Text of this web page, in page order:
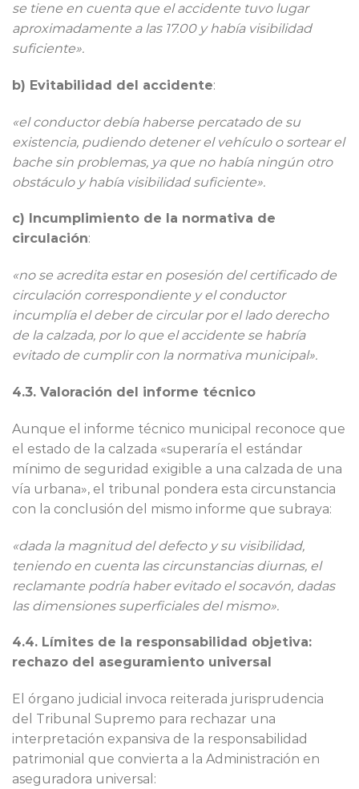
se tiene en cuenta que el accidente tuvo lugar
aproximadamente a las 17.00 y había visibilidad
suficiente».
b) Evitabilidad del accidente:
«el conductor debía haberse percatado de su
existencia, pudiendo detener el vehículo o sortear el
bache sin problemas, ya que no había ningún otro
obstáculo y había visibilidad suficiente».
c) Incumplimiento de la normativa de
circulación:
«no se acredita estar en posesión del certificado de
circulación correspondiente y el conductor
incumplía el deber de circular por el lado derecho
de la calzada, por lo que el accidente se habría
evitado de cumplir con la normativa municipal».
4.3. Valoración del informe técnico
Aunque el informe técnico municipal reconoce que
el estado de la calzada «superaría el estándar
mínimo de seguridad exigible a una calzada de una
vía urbana», el tribunal pondera esta circunstancia
con la conclusión del mismo informe que subraya:
«dada la magnitud del defecto y su visibilidad,
teniendo en cuenta las circunstancias diurnas, el
reclamante podría haber evitado el socavón, dadas
las dimensiones superficiales del mismo».
4.4. Límites de la responsabilidad objetiva:
rechazo del aseguramiento universal
El órgano judicial invoca reiterada jurisprudencia
del Tribunal Supremo para rechazar una
interpretación expansiva de la responsabilidad
patrimonial que convierta a la Administración en
aseguradora universal: